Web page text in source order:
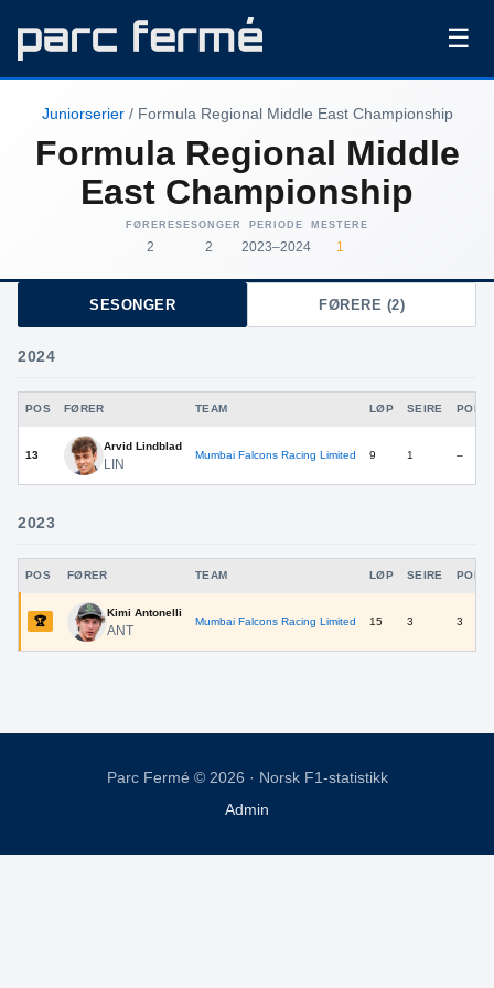
☰
Juniorserier/ Formula Regional Middle East Championship
Formula Regional Middle
East Championship
FØRERE
2
SESONGER
2
PERIODE
2023–2024
MESTERE
1
SESONGER FØRERE (2)
2024
POS FØRER TEAM LØP SEIRE
13
Arvid Lindblad
LIN
Mumbai Falcons Racing Limited 9 1 –
2023
POS FØRER TEAM LØP SEIRE
🏆
Kimi Antonelli
ANT
Mumbai Falcons Racing Limited 15 3 3
Parc Fermé © 2026 · Norsk F1-statistikk
Admin